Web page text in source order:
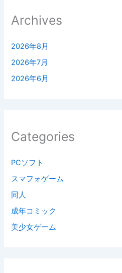
Archives
2026年8月
2026年7月
2026年6月
Categories
PCソフト
スマフォゲーム
同人
成年コミック
美少女ゲーム